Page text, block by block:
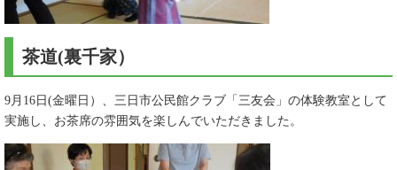
茶道(裏千家）
9月16日(金曜日）、三日市公民館クラブ「三友会」の体験教室として
実施し、お茶席の雰囲気を楽しんでいただきました。